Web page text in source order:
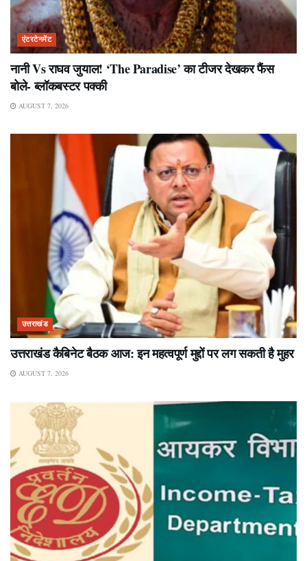
एंटरटेनमेंट
नानी Vs राघव जुयाल! ‘The Paradise’ का टीजर देखकर फैंस
बोले- ब्लॉकबस्टर पक्की
AUGUST 7, 2026
उत्तराखंड
उत्तराखंड कैबिनेट बैठक आज: इन महत्वपूर्ण मुद्दों पर लग सकती है मुहर
AUGUST 7, 2026